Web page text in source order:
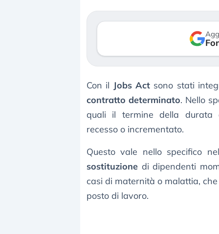
Con il Jobs Act sono stati
contratto determinato. Nello
quali il termine della durata
recesso o incrementato.
Questo vale nello specifico
sostituzione di dipendenti
casi di maternità o malattia,
posto di lavoro.